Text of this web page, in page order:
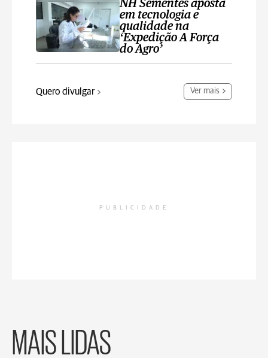
NH Sementes aposta
em tecnologia e
qualidade na
‘Expedição A Força
do Agro’
Quero divulgar Ver mais
PUBLICIDADE
MAIS LIDAS